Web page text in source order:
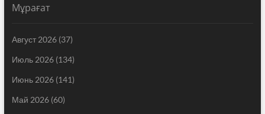
Мұрағат
Август 2026(37)
Июль 2026(134)
Июнь 2026(141)
Май 2026(60)